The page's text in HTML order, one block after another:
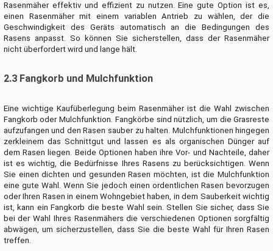
Rasenmäher effektiv und effizient zu nutzen. Eine gute Option ist es,
einen Rasenmäher mit einem variablen Antrieb zu wählen, der die
Geschwindigkeit des Geräts automatisch an die Bedingungen des
Rasens anpasst. So können Sie sicherstellen, dass der Rasenmäher
nicht überfordert wird und lange hält.
2.3 Fangkorb und Mulchfunktion
Eine wichtige Kaufüberlegung beim Rasenmäher ist die Wahl zwischen
Fangkorb oder Mulchfunktion. Fangkörbe sind nützlich, um die Grasreste
aufzufangen und den Rasen sauber zu halten. Mulchfunktionen hingegen
zerkleinern das Schnittgut und lassen es als organischen Dünger auf
dem Rasen liegen. Beide Optionen haben ihre Vor- und Nachteile, daher
ist es wichtig, die Bedürfnisse Ihres Rasens zu berücksichtigen. Wenn
Sie einen dichten und gesunden Rasen möchten, ist die Mulchfunktion
eine gute Wahl. Wenn Sie jedoch einen ordentlichen Rasen bevorzugen
oder Ihren Rasen in einem Wohngebiet haben, in dem Sauberkeit wichtig
ist, kann ein Fangkorb die beste Wahl sein. Stellen Sie sicher, dass Sie
bei der Wahl Ihres Rasenmähers die verschiedenen Optionen sorgfältig
abwägen, um sicherzustellen, dass Sie die beste Wahl für Ihren Rasen
treffen.